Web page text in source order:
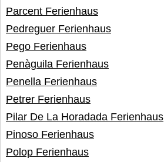
Parcent Ferienhaus
Pedreguer Ferienhaus
Pego Ferienhaus
Penàguila Ferienhaus
Penella Ferienhaus
Petrer Ferienhaus
Pilar De La Horadada Ferienhaus
Pinoso Ferienhaus
Polop Ferienhaus